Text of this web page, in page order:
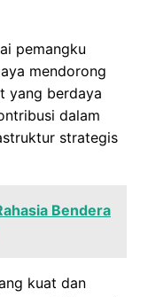
pemangku
mendorong
yang berdaya
dalam
strategis
Bendera
kuat dan